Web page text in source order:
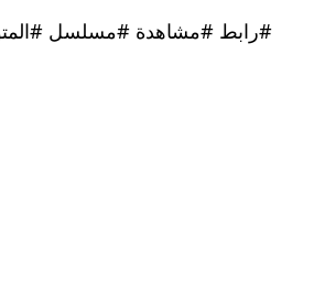
#رابط #مشاهدة #مسلسل